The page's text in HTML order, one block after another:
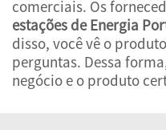
comerciais. Os
estações de Energia
disso, você vê o
perguntas. Dessa
negócio e o produto